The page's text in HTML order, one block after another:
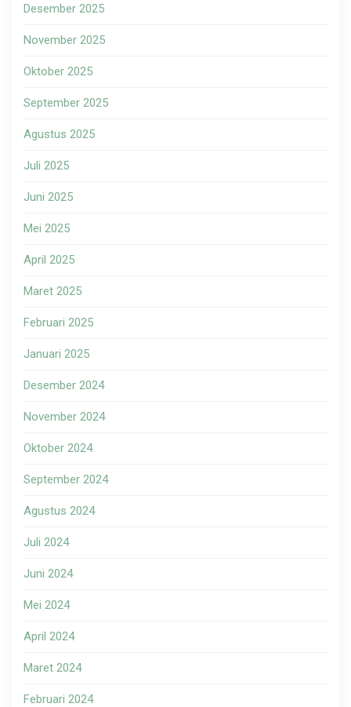
Desember 2025
November 2025
Oktober 2025
September 2025
Agustus 2025
Juli 2025
Juni 2025
Mei 2025
April 2025
Maret 2025
Februari 2025
Januari 2025
Desember 2024
November 2024
Oktober 2024
September 2024
Agustus 2024
Juli 2024
Juni 2024
Mei 2024
April 2024
Maret 2024
Februari 2024